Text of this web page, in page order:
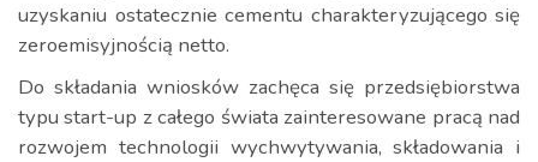
uzyskaniu ostatecznie cementu charakteryzującego się
zeroemisyjnością netto.
Do składania wniosków zachęca się przedsiębiorstwa
typu start-up z całego świata zainteresowane pracą nad
rozwojem technologii wychwytywania, składowania i